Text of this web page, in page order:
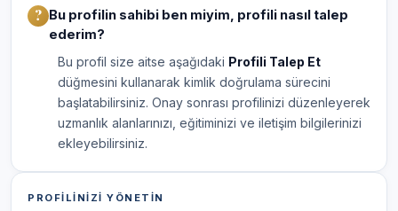
Bu profilin sahibi ben miyim, profili nasıl talep
ederim?
Bu profil size aitse aşağıdaki Profili Talep Et
düğmesini kullanarak kimlik doğrulama sürecini
başlatabilirsiniz. Onay sonrası profilinizi düzenleyerek
uzmanlık alanlarınızı, eğitiminizi ve iletişim bilgilerinizi
ekleyebilirsiniz.
PROFILINIZI YÖNETIN